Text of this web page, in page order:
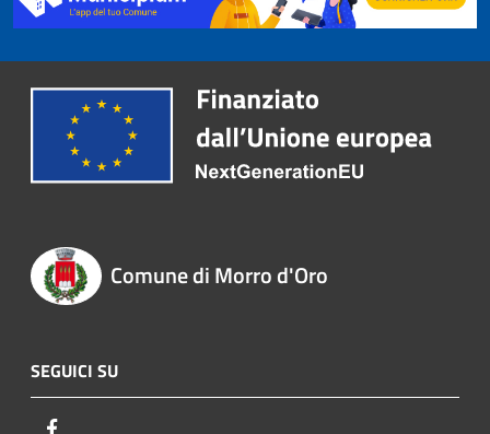
Comune di Morro d'Oro
SEGUICI SU